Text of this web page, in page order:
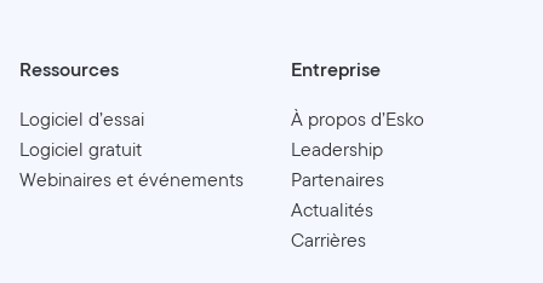
Ressources
Logiciel d’essai
Logiciel gratuit
Webinaires et événements
Entreprise
À propos d’Esko
Leadership
Partenaires
Actualités
Carrières